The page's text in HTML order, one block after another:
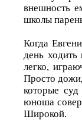
внешность
школы
Когда
день ходить
легко,
Просто
которые
юноша
Широкой.